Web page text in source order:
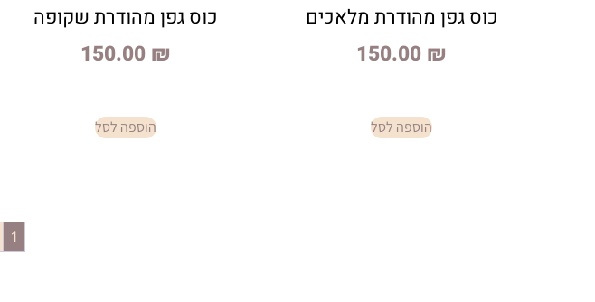
כוס גפן מהודרת מלאכים
150.00 ₪
הוספה לסל
כוס גפן מהודרת שקופה
150.00 ₪
הוספה לסל
1